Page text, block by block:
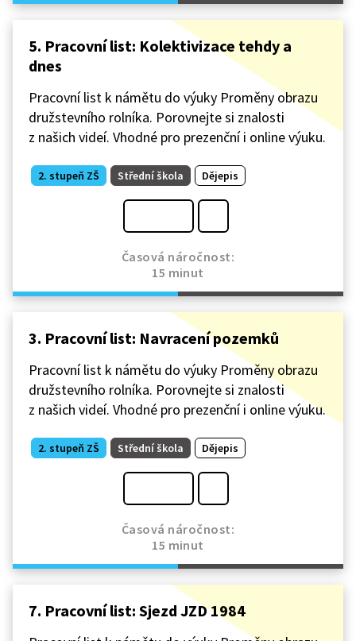
5. Pracovní list: Kolektivizace tehdy a
dnes
Pracovní list k námětu do výuky Proměny obrazu
družstevního rolníka. Porovnejte si znalosti
z našich videí. Vhodné pro prezenční i online výuku.
2. stupeň ZŠ Střední škola Dějepis
Časová náročnost:
15 minut
3. Pracovní list: Navracení pozemků
Pracovní list k námětu do výuky Proměny obrazu
družstevního rolníka. Porovnejte si znalosti
z našich videí. Vhodné pro prezenční i online výuku.
2. stupeň ZŠ Střední škola Dějepis
Časová náročnost:
15 minut
7. Pracovní list: Sjezd JZD 1984